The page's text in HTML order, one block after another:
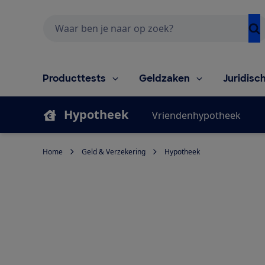
Producttests Geldzaken
Hypotheek Vriendenhypotheek
Home Geld & Verzekering Hypotheek